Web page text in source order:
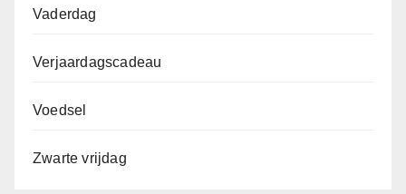
Vaderdag
Verjaardagscadeau
Voedsel
Zwarte vrijdag